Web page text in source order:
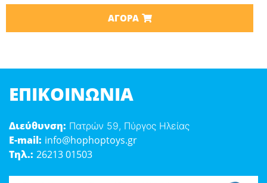
ΑΓΟΡΆ
ΕΠΙΚΟΙΝΩΝΊΑ
Διεύθυνση: Πατρών 59, Πύργος Ηλείας
E-mail: info@hophoptoys.gr
Τηλ.: 26213 01503